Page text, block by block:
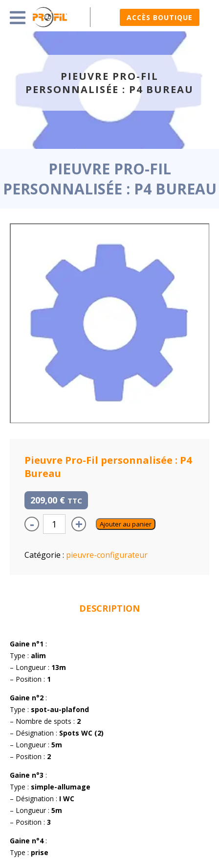
ACCÈS BOUTIQUE
PIEUVRE PRO-FIL
PERSONNALISÉE : P4 BUREAU
PIEUVRE PRO-FIL
PERSONNALISÉE : P4 BUREAU
Pieuvre Pro-Fil personnalisée : P4
Bureau
209,00 € TTC
- + Ajouter au panier
Catégorie : pieuvre-configurateur
DESCRIPTION
Gaine n°1 :
Type : alim
– Longueur : 13m
– Position : 1
Gaine n°2 :
Type : spot-au-plafond
– Nombre de spots : 2
– Désignation : Spots WC (2)
– Longueur : 5m
– Position : 2
Gaine n°3 :
Type : simple-allumage
– Désignation : I WC
– Longueur : 5m
– Position : 3
Gaine n°4:
Type : prise